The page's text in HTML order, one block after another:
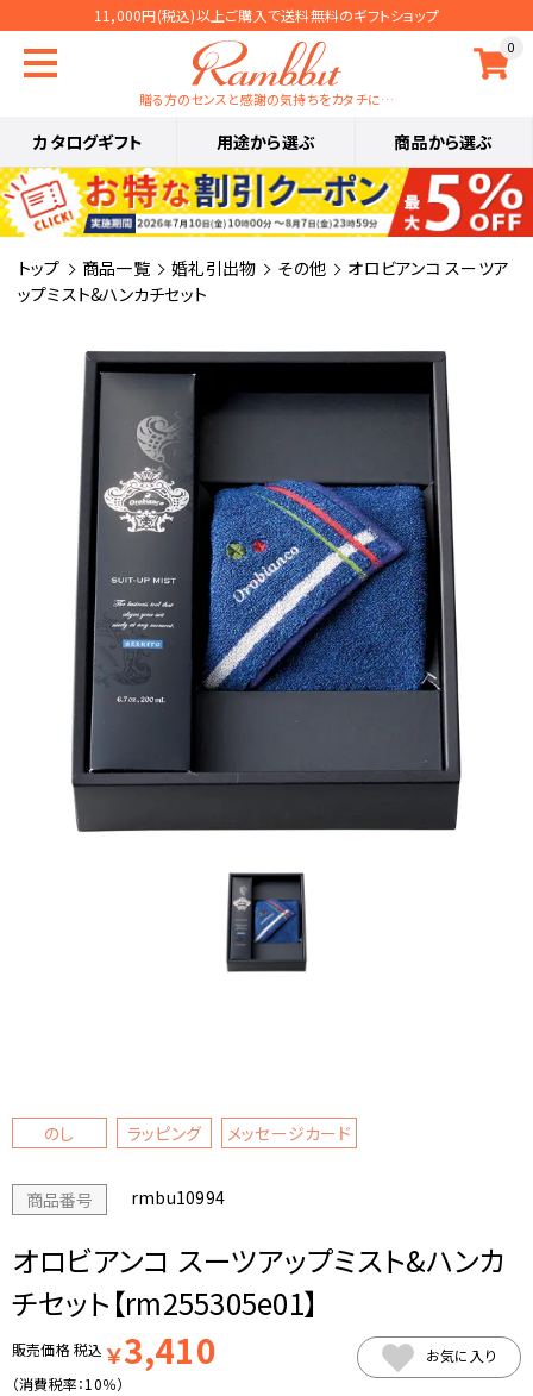
11,000円(税込)以上ご購入で送料無料のギフトショップ
0
贈る方のセンスと感謝の気持ちをカタチに…
カタログギフト 用途から選ぶ 商品から選ぶ
トップ 商品一覧 婚礼引出物 その他
オロビアンコ スーツア
ップミスト&ハンカチセット
のし ラッピング メッセージカード
商品番号 rmbu10994
オロビアンコ スーツアップミスト&ハンカ
チセット【rm255305e01】
販売価格税込 ￥3,410
（消費税率：10％）
お気に入り